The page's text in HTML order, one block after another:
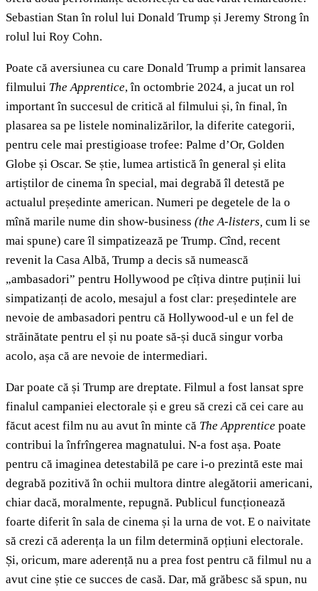
Sebastian Stan în rolul lui Donald Trump și Jeremy Strong în
rolul lui Roy Cohn.
Poate că aversiunea cu care Donald Trump a primit lansarea
filmului The Apprentice, în octombrie 2024, a jucat un rol
important în succesul de critică al filmului și, în final, în
plasarea sa pe listele nominalizărilor, la diferite categorii,
pentru cele mai prestigioase trofee: Palme d’Or, Golden
Globe și Oscar. Se știe, lumea artistică în general și elita
artiștilor de cinema în special, mai degrabă îl detestă pe
actualul președinte american. Numeri pe degetele de la o
mînă marile nume din show-business (the A-listers, cum li se
mai spune) care îl simpatizează pe Trump. Cînd, recent
revenit la Casa Albă, Trump a decis să numească
„ambasadori” pentru Hollywood pe cîțiva dintre puținii lui
simpatizanți de acolo, mesajul a fost clar: președintele are
nevoie de ambasadori pentru că Hollywood-ul e un fel de
străinătate pentru el și nu poate să-și ducă singur vorba
acolo, așa că are nevoie de intermediari.
Dar poate că și Trump are dreptate. Filmul a fost lansat spre
finalul campaniei electorale și e greu să crezi că cei care au
făcut acest film nu au avut în minte că The Apprentice poate
contribui la înfrîngerea magnatului. N-a fost așa. Poate
pentru că imaginea detestabilă pe care i-o prezintă este mai
degrabă pozitivă în ochii multora dintre alegătorii americani,
chiar dacă, moralmente, repugnă. Publicul funcționează
foarte diferit în sala de cinema și la urna de vot. E o naivitate
să crezi că aderența la un film determină opțiuni electorale.
Și, oricum, mare aderență nu a prea fost pentru că filmul nu a
avut cine știe ce succes de casă. Dar, mă grăbesc să spun, nu